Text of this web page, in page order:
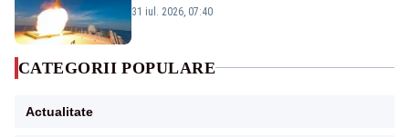
americană, distrusă de o rachetă
31 iul. 2026, 07:40
CATEGORII POPULARE
Actualitate